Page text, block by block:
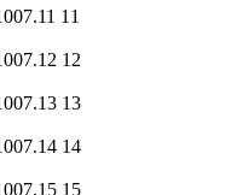
11
12
13
14
15